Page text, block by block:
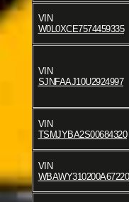
VIN
W0L0XCE7574459335
VIN
SJNFAAJ10U2924997
VIN
TSMJYBA2S00684320
VIN
WBAWY310200A67220